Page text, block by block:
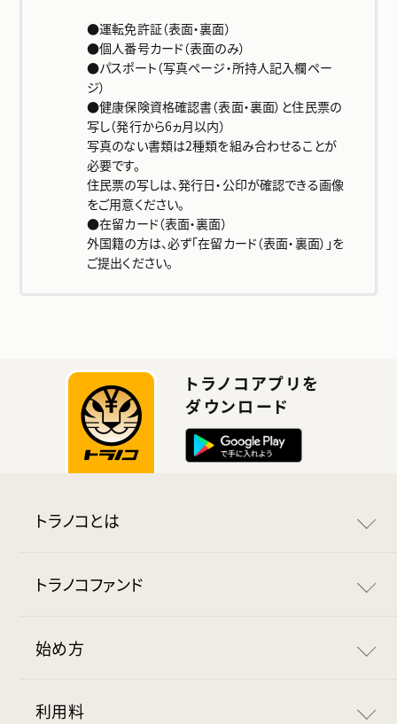
トラの知恵
お客さまサポート
新規登録
ログイン
●運転免許証（表面・裏面）
●個人番号カード（表面のみ）
●パスポート（写真ページ・所持人記入欄ペー
ジ）
●健康保険資格確認書（表面・裏面）と住民票の
写し（発行から6ヵ月以内）
写真のない書類は2種類を組み合わせることが
必要です。
住民票の写しは、発行日・公印が確認できる画像
をご用意ください。
●在留カード（表面・裏面）
外国籍の方は、必ず「在留カード（表面・裏面）」を
ご提出ください。
トラノコアプリを
ダウンロード
トラノコとは
トラノコとは
トラノコファンド
トラノコファンド
始め方
トラノコの始め方
利用料